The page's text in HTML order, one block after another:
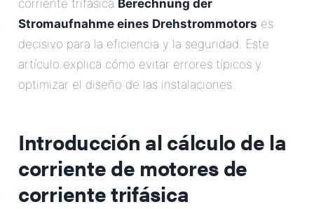
corriente trifásica Berechnung der
Stromaufnahme eines Drehstrommotors es
decisivo para la eficiencia y la seguridad. Este
artículo explica cómo evitar errores típicos y
optimizar el diseño de las instalaciones.
Introducción al cálculo de la
corriente de motores de
corriente trifásica